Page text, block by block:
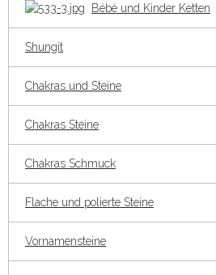
Bébé und Kinder Ketten
Shungit
Chakras und Steine
Chakras Steine
Chakras Schmuck
Flache und polierte Steine
Vornamensteine